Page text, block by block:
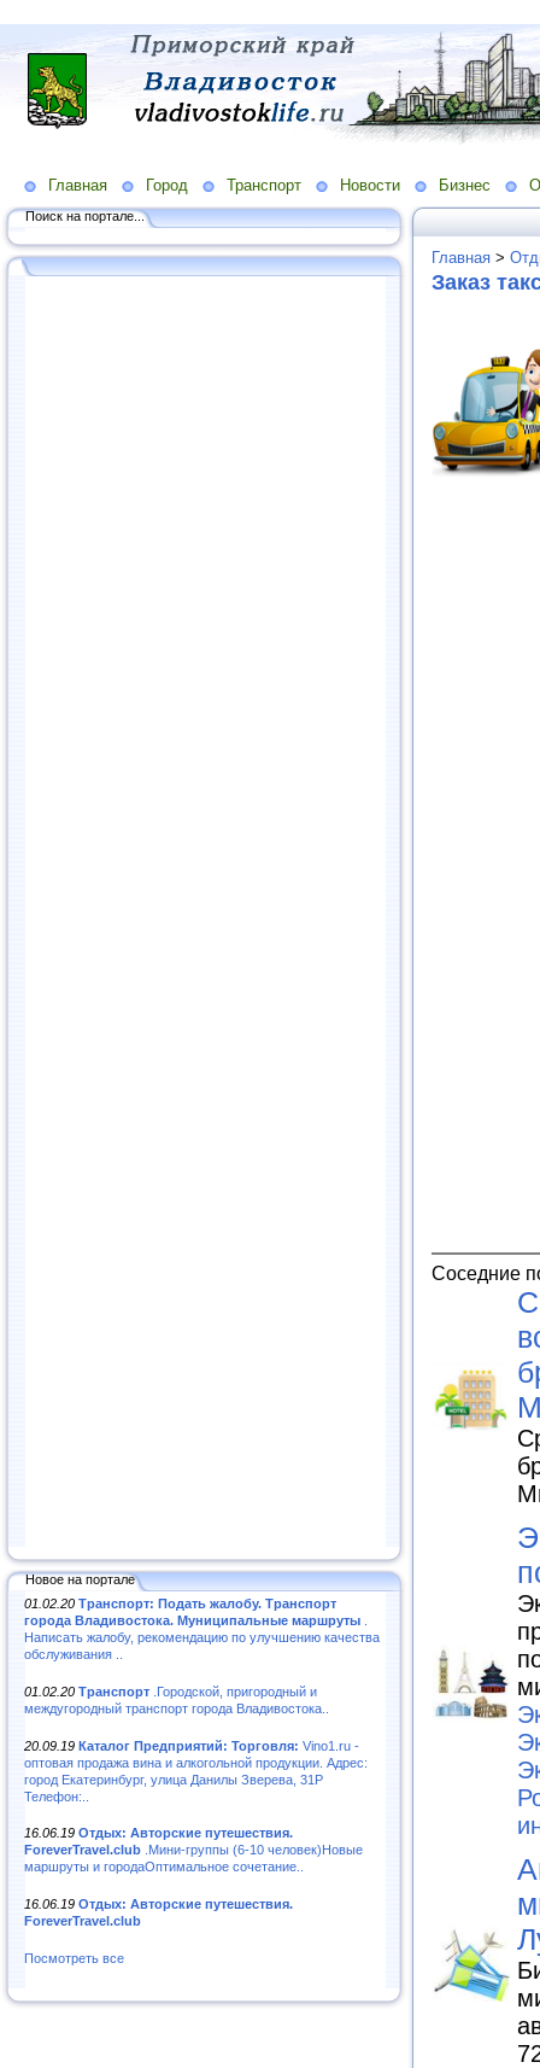
Главная Город Транспорт Новости Бизнес
Поиск на портале...
Новое на портале
01.02.20 Транспорт: Подать жалобу. Транспорт
города Владивостока. Муниципальные маршруты
Написать жалобу, рекомендацию по улучшению качества
обслуживания ..
01.02.20 Транспорт .Городской, пригородный и
междугородный транспорт города Владивостока..
20.09.19 Каталог Предприятий: Торговля: Vino1.ru -
оптовая продажа вина и алкогольной продукции. Адрес:
город Екатеринбург, улица Данилы Зверева, 31Р
Телефон:..
16.06.19 Отдых: Авторские путешествия.
ForeverTravel.club .Мини-группы (6-10 человек)Новые
маршруты и городаОптимальное сочетание..
16.06.19 Отдых: Авторские путешествия.
ForeverTravel.club
Посмотреть все
Главная >
Заказ
Соседние